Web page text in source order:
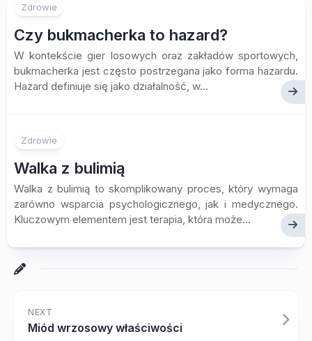
Zdrowie
Czy bukmacherka to hazard?
W kontekście gier losowych oraz zakładów sportowych,
bukmacherka jest często postrzegana jako forma hazardu.
Hazard definiuje się jako działalność, w...
Zdrowie
Walka z bulimią
Walka z bulimią to skomplikowany proces, który wymaga
zarówno wsparcia psychologicznego, jak i medycznego.
Kluczowym elementem jest terapia, która może...
NEXT
Miód wrzosowy właściwości